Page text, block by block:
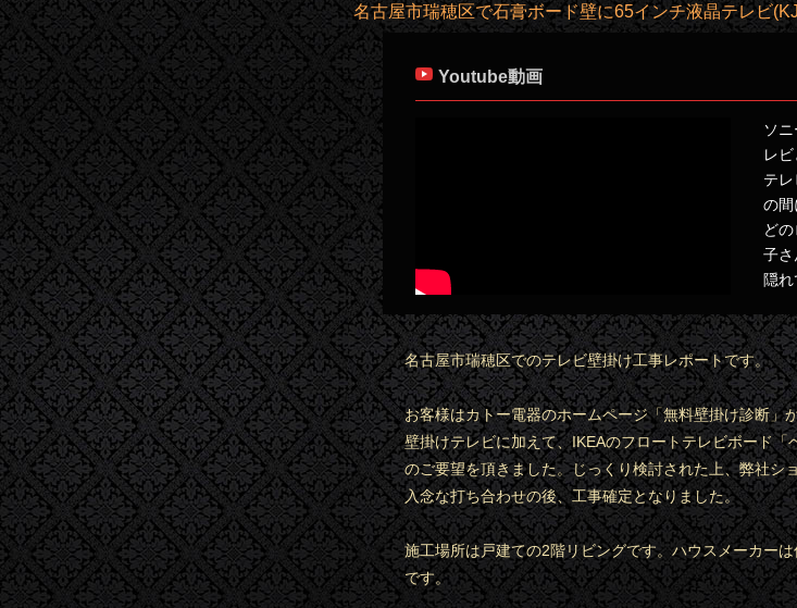
名古屋市瑞穂区で石膏ボード壁に65インチ液晶テレビ
Youtube動画
ソ
レ
テ
の間
ど
子さ
隠れ
名古屋市瑞穂区でのテレビ壁掛け工事レポートです。
お客様はカトー電器のホームページ「無料壁掛け診断」
壁掛けテレビに加えて、IKEAのフロートテレビボード
のご要望を頂きました。じっくり検討された上、弊社シ
入念な打ち合わせの後、工事確定となりました。
施工場所は戸建ての2階リビングです。ハウスメーカー
です。